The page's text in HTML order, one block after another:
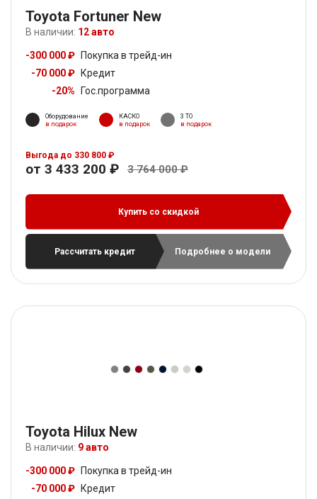
Toyota Fortuner New
В наличии: 12 авто
-300 000 ₽ Покупка в трейд-ин
-70 000 ₽ Кредит
-20% Гос.программа
Оборудование
в подарок
КАСКО
в подарок
3 ТО
в подарок
Выгода до 330 800 ₽
от 3 433 200 ₽ 3 764 000 ₽
Купить со скидкой
Рассчитать кредит Подробнее о модели
Toyota Hilux New
В наличии: 9 авто
-300 000 ₽ Покупка в трейд-ин
-70 000 ₽ Кредит